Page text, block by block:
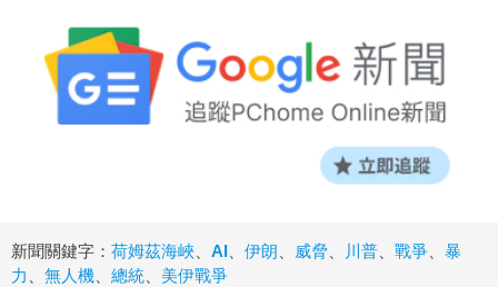
新聞關鍵字： 荷姆茲海峽 AI 伊朗 威脅 川普 戰爭
暴
力
無人機 總統 美伊戰爭